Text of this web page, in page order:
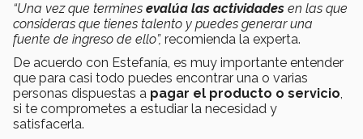
“Una vez que termines evalúa las actividades en las que
consideras que tienes talento y puedes generar una
fuente de ingreso de ello”, recomienda la experta.
De acuerdo con Estefanía, es muy importante entender
que para casi todo puedes encontrar una o varias
personas dispuestas a pagar el producto o servicio,
si te comprometes a estudiar la necesidad y
satisfacerla.